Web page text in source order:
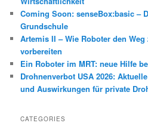
Coming Soon: senseBox:basic –
Grundschule
Artemis II – Wie Roboter den
vorbereiten
Ein Roboter im MRT: neue Hilfe
Drohnenverbot USA 2026:
und Auswirkungen für private
CATEGORIES